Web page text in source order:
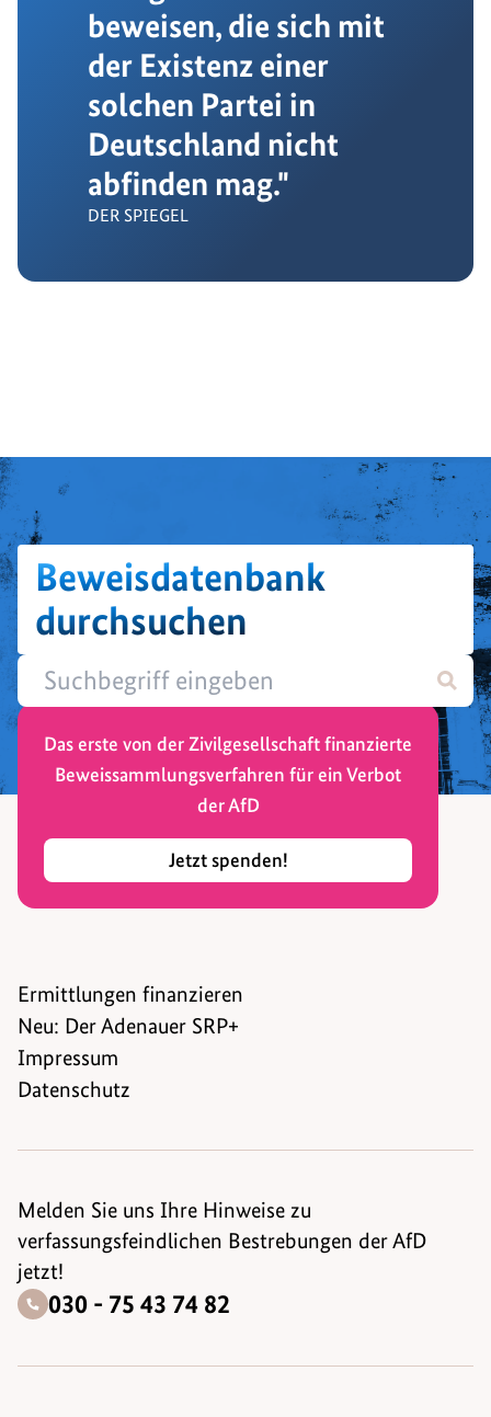
beweisen, die sich mit
der Existenz einer
solchen Partei in
Deutschland nicht
abfinden mag."
DER SPIEGEL
Beweisdatenbank
durchsuchen
Das erste von der Zivilgesellschaft finanzierte
Beweissammlungsverfahren für ein Verbot
der AfD
Jetzt spenden!
Ermittlungen finanzieren
Neu: Der Adenauer SRP+
Impressum
Datenschutz
Melden Sie uns Ihre Hinweise zu
verfassungsfeindlichen Bestrebungen der AfD
jetzt!
030 - 75 43 74 82